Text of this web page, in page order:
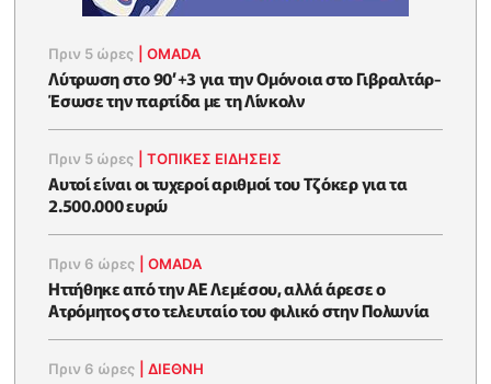
Πριν 5 ώρες |OMADA
Λύτρωση στο 90’+3 για την Ομόνοια στο Γιβραλτάρ-
Έσωσε την παρτίδα με τη Λίνκολν
Πριν 5 ώρες |ΤΟΠΙΚΕΣ ΕΙΔΗΣΕΙΣ
Αυτοί είναι οι τυχεροί αριθμοί του Τζόκερ για τα
2.500.000 ευρώ
Πριν 6 ώρες |OMADA
Ηττήθηκε από την ΑΕ Λεμέσου, αλλά άρεσε ο
Ατρόμητος στο τελευταίο του φιλικό στην Πολωνία
Πριν 6 ώρες |ΔΙΕΘΝΗ